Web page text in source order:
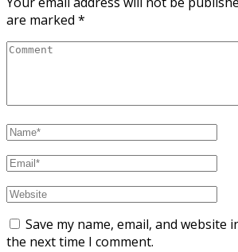
are marked *
Save my name, email, and website
the next time I comment.